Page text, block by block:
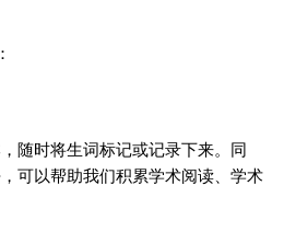
随时将生词标记或记录下来。同
可以帮助我们积累学术阅读 、学术